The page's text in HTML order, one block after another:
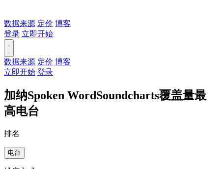
数据来源 定价 博客
登录 立即开始
数据来源 定价 博客
立即开始 登录
加纳Spoken WordSoundcharts覆盖量最
高电台
排名
电台